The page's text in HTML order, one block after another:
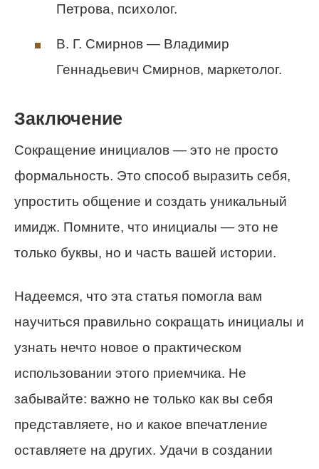
Петрова, психолог.
В. Г. Смирнов — Владимир
Геннадьевич Смирнов, маркетолог.
Заключение
Сокращение инициалов — это не просто
формальность. Это способ выразить себя,
упростить общение и создать уникальный
имидж. Помните, что инициалы — это не
только буквы, но и часть вашей истории.
Надеемся, что эта статья помогла вам
научиться правильно сокращать инициалы и
узнать нечто новое о практическом
использовании этого приемчика. Не
забывайте: важно не только как вы себя
представляете, но и какое впечатление
оставляете на других. Удачи в создании